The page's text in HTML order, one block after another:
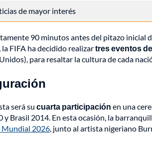
de mayor interés
90 minutos antes del pitazo inicial
FIFA ha decidido realizartres eventos
para resaltar la cultura de cada
será su cuarta participación en una
Brasil 2014. En esta ocasión, la
Mundial 2026, junto al artista nigeriano